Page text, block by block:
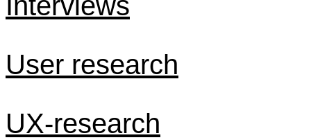
User research
UX-research